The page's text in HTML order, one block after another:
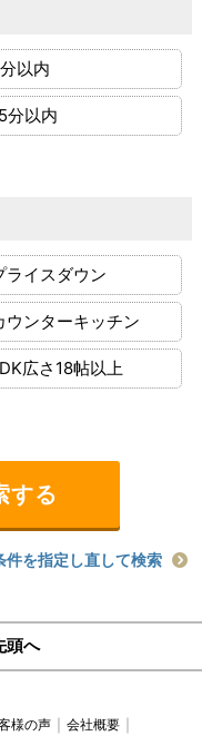
以内
分以内
ライスダウン
ウンターキッチン
広さ18帖以上
件を指定し直して検索
頭へ
様の声
会社概要